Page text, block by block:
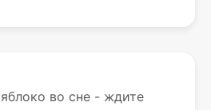
во сне - ждите